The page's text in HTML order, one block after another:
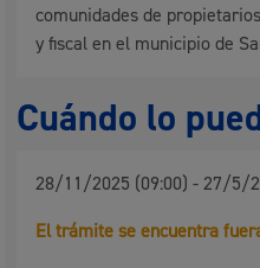
comunidades de
y fiscal en el municipio de
Cuándo lo
28/11/2025 (09:00) - 27/5/
El trámite se encuentra